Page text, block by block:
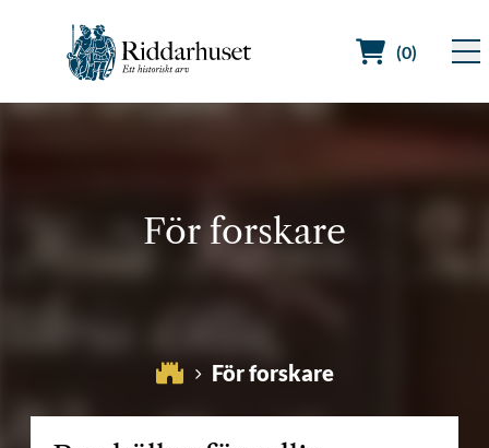
(0)
För forskare
För forskare